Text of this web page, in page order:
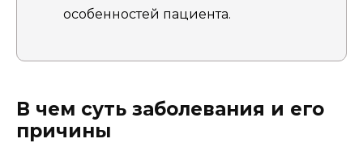
особенностей пациента.
В чем суть заболевания и его
причины